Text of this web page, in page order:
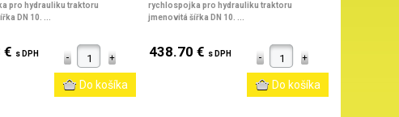
pro hydrauliku traktoru
DN 10. ...
€ s DPH
rychlospojka pro hydrauliku traktoru
jmenovitá šířka DN 10. ...
438.70 € s DPH